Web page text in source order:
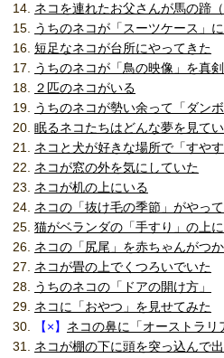
ネコを連れたお父さんが馬の蹄
うちのネコが「スーツケース」
短足なネコが台所にやってきた
うちのネコが「鳥の映像」を真
２匹のネコがいる
うちのネコが勢い余って「ダン
眠るネコたちはどんな夢を見て
ネコと犬が好きな場所で「すや
ネコが窓の外を気にしていた
ネコが机の上にいる
ネコの「抜け毛の季節」がやっ
猫がベランダの「手すり」の上
ネコの「尻尾」を赤ちゃんがつ
ネコが畳の上でくつろいでいた
うちのネコの「ドアの開け方」
ネコに「おやつ」を見せてみた
【×】 ネコの鼻に「オーストラリ
ネコが棚の下に頭を突っ込んで